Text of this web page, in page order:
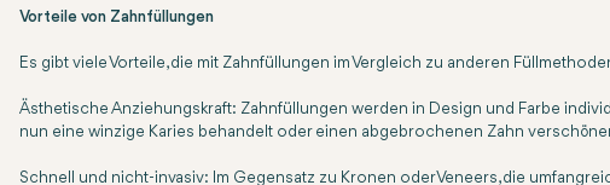
Vorteile von Zahnfüllungen
Es gibt viele Vorteile, die mit Zahnfüllungen im Vergleich zu anderen
Ästhetische Anziehungskraft: Zahnfüllungen werden in Design und Farbe
nun eine winzige Karies behandelt oder einen abgebrochenen Zahn
Schnell und nicht-invasiv: Im Gegensatz zu Kronen oder Veneers, die